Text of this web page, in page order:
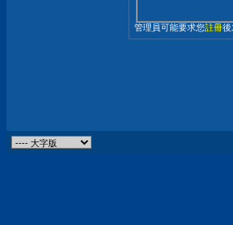
管理員可能要求您註冊後